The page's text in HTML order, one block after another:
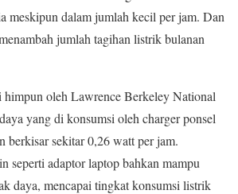
meskipun dalam jumlah kecil per jam. Dan
jumlah tagihan listrik bulanan
himpun oleh Lawrence Berkeley National
yang di konsumsi oleh charger ponsel
berkisar sekitar 0,26 watt per jam.
seperti adaptor laptop bahkan mampu
daya, mencapai tingkat konsumsi listrik